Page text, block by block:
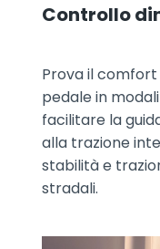
Controllo
Prova il comfort
pedale in
facilitare la
alla trazione
stabilità e
stradali.